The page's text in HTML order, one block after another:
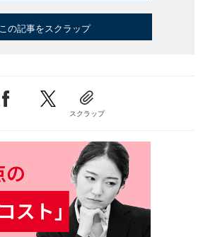
この記事をスクラップ
スクラップ